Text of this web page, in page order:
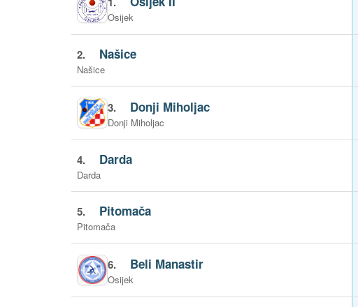
Osijek
2. Našice
Našice
3. Donji Miholjac
Donji Miholjac
4. Darda
Darda
5. Pitomača
Pitomača
6. Beli Manastir
Osijek